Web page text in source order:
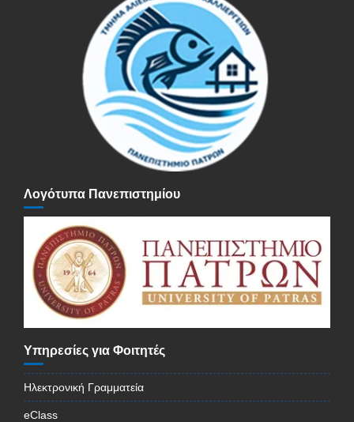
Λογότυπα Πανεπιστημίου
Υπηρεσίες για Φοιτητές
Ηλεκτρονική Γραμματεία
eClass